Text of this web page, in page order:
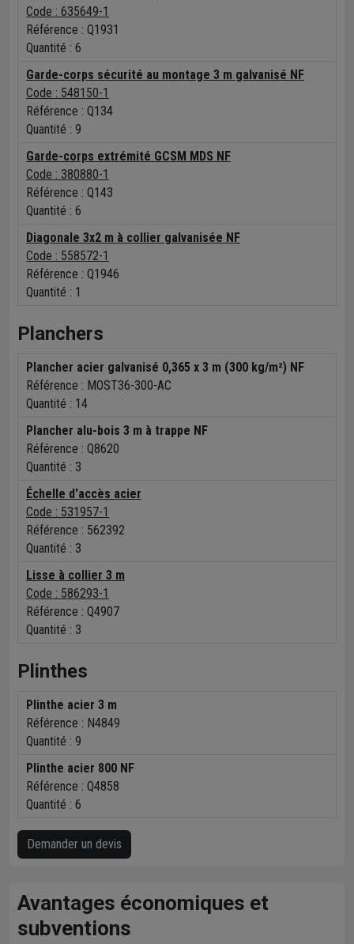
Code : 635649-1
Référence : Q1931
Quantité : 6
Garde-corps sécurité au montage 3 m galvanisé NF
Code : 548150-1
Référence : Q134
Quantité : 9
Garde-corps extrémité GCSM MDS NF
Code : 380880-1
Référence : Q143
Quantité : 6
Diagonale 3x2 m à collier galvanisée NF
Code : 558572-1
Référence : Q1946
Quantité : 1
Planchers
Plancher acier galvanisé 0,365 x 3 m (300 kg/m²) NF
Référence : MOST36-300-AC
Quantité : 14
Plancher alu-bois 3 m à trappe NF
Référence : Q8620
Quantité : 3
Échelle d'accès acier
Code : 531957-1
Référence : 562392
Quantité : 3
Lisse à collier 3 m
Code : 586293-1
Référence : Q4907
Quantité : 3
Plinthes
Plinthe acier 3 m
Référence : N4849
Quantité : 9
Plinthe acier 800 NF
Référence : Q4858
Quantité : 6
Demander un devis
Avantages économiques et
subventions